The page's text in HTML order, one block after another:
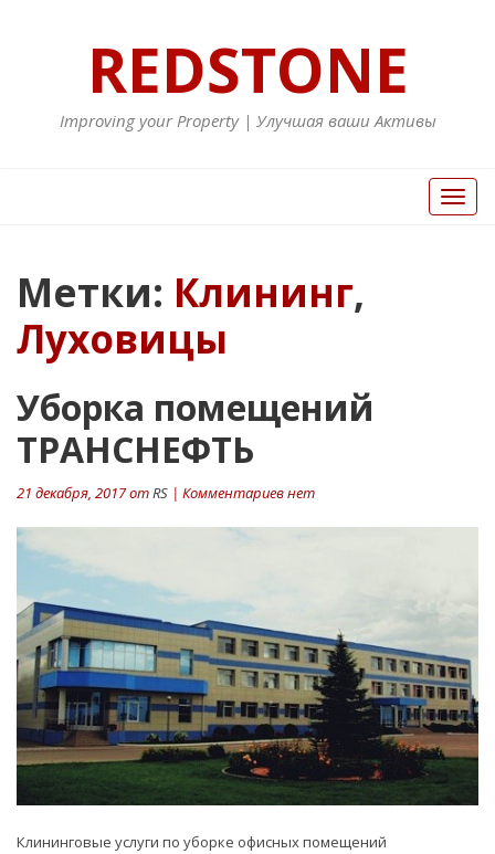
REDSTONE
Improving your Property | Улучшая ваши Активы
Вкл/
Выкл
Метки: Клининг,
Луховицы
Уборка помещений
ТРАНСНЕФТЬ
21 декабря, 2017 отRS | Комментариев нет
Клининговые услуги по уборке офисных помещений